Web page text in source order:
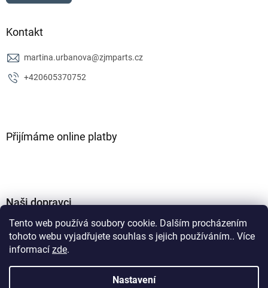
Tento web používá soubory cookie. Dalším procházením
tohoto webu vyjadřujete souhlas s jejich používáním.. Více
informací zde.
Nastavení
Kontakt
martina.urbanova@zjmparts.cz
+420605370752
Přijímáme online platby
Naši dopravci
Vytvořil Shoptet